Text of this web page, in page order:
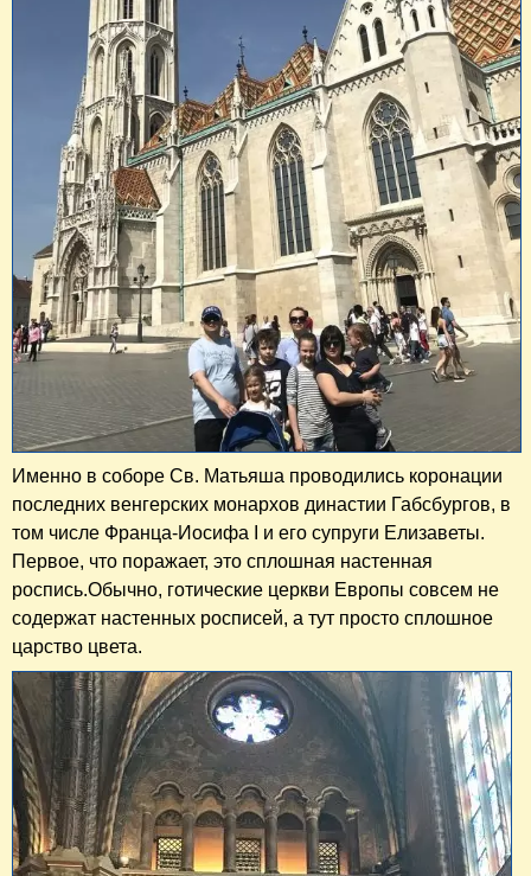
Именно в соборе Св. Матьяша проводились коронации
последних венгерских монархов династии Габсбургов, в
том числе Франца-Иосифа I и его супруги Елизаветы.
Первое, что поражает, это сплошная настенная
роспись.Обычно, готические церкви Европы совсем не
содержат настенных росписей, а тут просто сплошное
царство цвета.